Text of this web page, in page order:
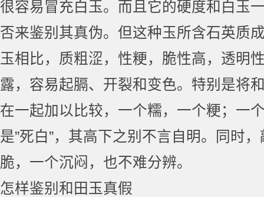
很容易冒充白玉。而且它的硬度和白玉
否来鉴别其真伪。但这种玉所含石英质
玉相比，质粗涩，性粳，脆性高，透明
露，容易起膈、开裂和变色。特别是将
在一起加以比较，一个糯，一个粳；一
是”死白”，其高下之别不言自明。同时
脆，一个沉闷，也不难分辨。
怎样鉴别和田玉真假